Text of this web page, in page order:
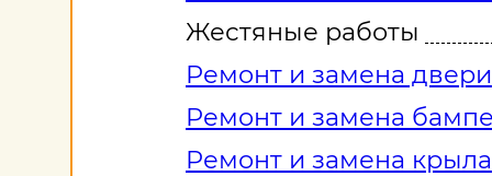
Жестяные работы
Ремонт и замена двери
Ремонт и замена
Ремонт и замена крыла